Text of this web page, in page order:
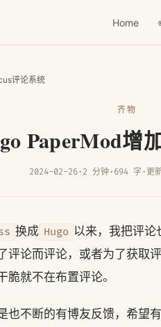
Home
评论系统
齐物
PaperMod增
2024-02-26· 2 分钟· 694 字 · 更
换成 Hugo 以来，我把评
评论而评论，或者为了获取
就不在布置评论。
不断的有博友反馈，希望